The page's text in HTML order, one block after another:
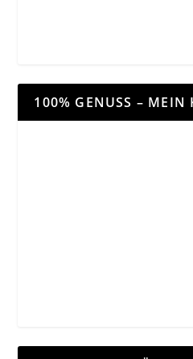
100% GENUSS – MEIN